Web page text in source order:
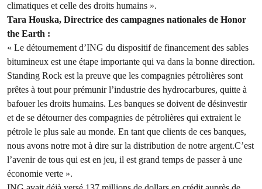
climatiques et celle des droits humains ».
Tara Houska, Directrice des campagnes nationales de Honor
the Earth :
« Le détournement d’ING du dispositif de financement des sables
bitumineux est une étape importante qui va dans la bonne direction.
Standing Rock est la preuve que les compagnies pétrolières sont
prêtes à tout pour prémunir l’industrie des hydrocarbures, quitte à
bafouer les droits humains. Les banques se doivent de désinvestir
et de se détourner des compagnies de pétrolières qui extraient le
pétrole le plus sale au monde. En tant que clients de ces banques,
nous avons notre mot à dire sur la distribution de notre argent.C’est
l’avenir de tous qui est en jeu, il est grand temps de passer à une
économie verte ».